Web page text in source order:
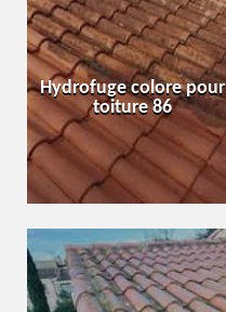
Hydrofuge colore pour
toiture 86